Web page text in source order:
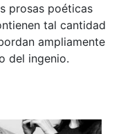
prosas poéticas
tal cantidad
ampliamente
del ingenio.